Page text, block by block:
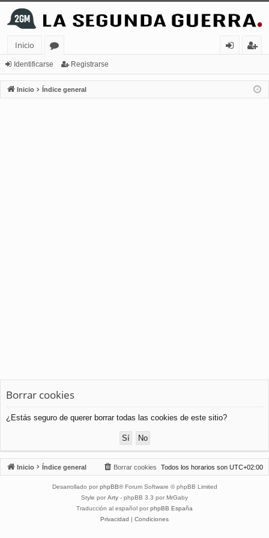
Inicio
or
os
nt
ifi
ist
ra
Identificarse Registrarse
Inicio Índice general
Borrar cookies
¿Estás seguro de querer borrar todas las cookies de este sitio?
Inicio Índice general Todos los horarios son UTC+02:00
Borrar cookies
Desarrollado por phpBB® Forum Software © phpBB Limited
Style por Arty - phpBB 3.3 por MrGaby
Traducción al español por phpBB España
Privacidad | Condiciones